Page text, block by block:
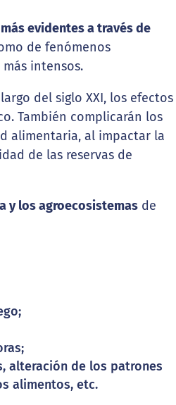
evidentes a través de
de fenómenos
intensos.
del siglo XXI, los efectos
También complicarán los
alimentaria, al impactar la
de las reservas de
y los agroecosistemas de
alteración de los patrones
alimentos, etc.